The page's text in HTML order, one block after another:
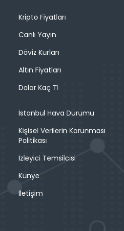
Kripto Fiyatları
Canlı Yayın
Döviz Kurları
Altın Fiyatları
Dolar Kaç Tl
İstanbul Hava Durumu
Kişisel Verilerin Korunması
Politikası
İzleyici Temsilcisi
Künye
İletişim